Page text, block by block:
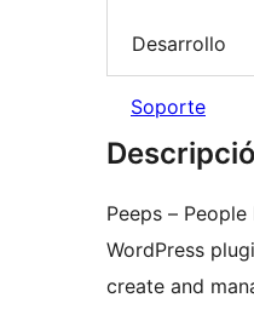
Desarrollo
Soporte
Peeps –
WordPress
create and